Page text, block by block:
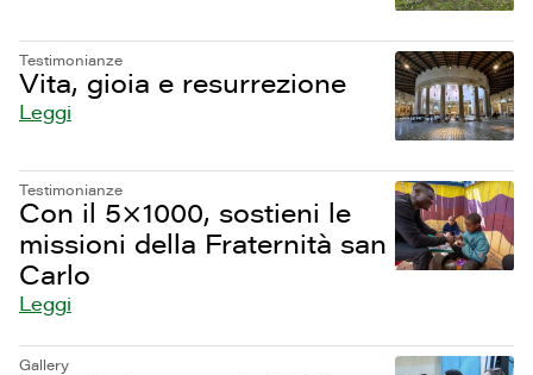
Testimonianze
Vita, gioia e resurrezione
Leggi
Testimonianze
Con il 5×1000, sostieni le
missioni della Fraternità san
Carlo
Leggi
Gallery